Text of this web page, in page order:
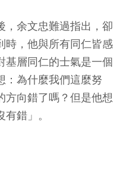
，余文忠難過指出，卻
時，他與所有同仁皆感
基層同仁的士氣是一個
：為什麼我們這麼努
方向錯了嗎？但是他想
錯」。